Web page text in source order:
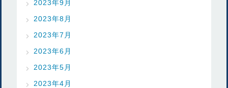
2023年9月
2023年8月
2023年7月
2023年6月
2023年5月
2023年4月